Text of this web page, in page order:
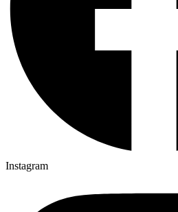
Instagram